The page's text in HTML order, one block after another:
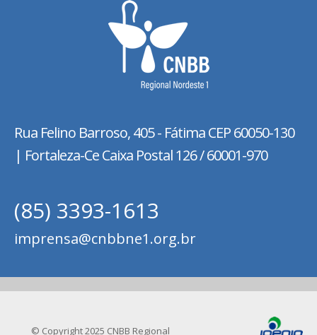
Rua Felino Barroso, 405 - FátimaCEP 60050-130
| Fortaleza-Ce Caixa Postal 126 / 60001-970
(85) 3393-1613
imprensa@cnbbne1.org.br
© Copyright 2025 CNBB Regional